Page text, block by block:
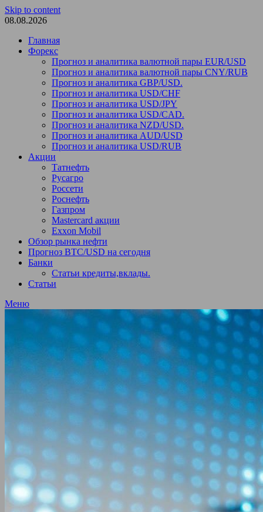
Skip to content
08.08.2026
Главная
Форекс
Прогноз и аналитика валютной пары EUR/USD
Прогноз и аналитика валютной пары CNY/RUB
Прогноз и аналитика GBP/USD.
Прогноз и аналитика USD/CHF
Прогноз и аналитика USD/JPY
Прогноз и аналитика USD/CAD.
Прогноз и аналитика NZD/USD.
Прогноз и аналитика AUD/USD
Прогноз и аналитика USD/RUB
Акции
Татнефть
Русагро
Россети
Роснефть
Газпром
Mastercard акции
Exxon Mobil
Обзор рынка нефти
Прогноз BTC/USD на сегодня
Банки
Статьи кредиты,вклады.
Статьи
Меню